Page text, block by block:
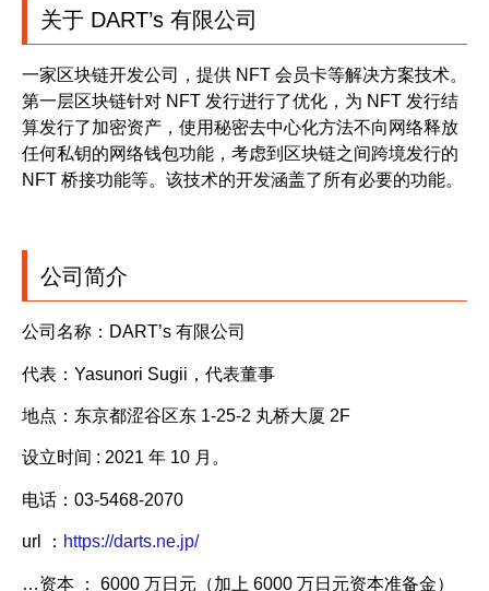
关于 DART’s 有限公司
一家区块链开发公司，提供 NFT 会员卡等解决方案技术。
第一层区块链针对 NFT 发行进行了优化，为 NFT 发行结
算发行了加密资产，使用秘密去中心化方法不向网络释放
任何私钥的网络钱包功能，考虑到区块链之间跨境发行的
NFT 桥接功能等。该技术的开发涵盖了所有必要的功能。
公司简介
公司名称：DART’s 有限公司
代表：Yasunori Sugii，代表董事
地点：东京都涩谷区东 1-25-2 丸桥大厦 2F
设立时间 : 2021 年 10 月。
电话：03-5468-2070
url ： https://darts.ne.jp/
…资本 ： 6000 万日元（加上 6000 万日元资本准备金）